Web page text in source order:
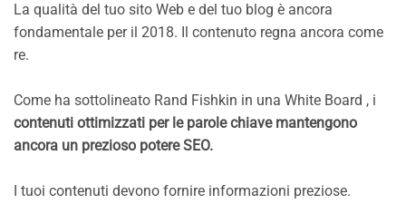
La qualità del tuo sito Web e del tuo blog è ancora
fondamentale per il 2018. Il contenuto regna ancora come
re.
Come ha sottolineato Rand Fishkin in una White Board , i
contenuti ottimizzati per le parole chiave mantengono
ancora un prezioso potere SEO.
I tuoi contenuti devono fornire informazioni preziose.